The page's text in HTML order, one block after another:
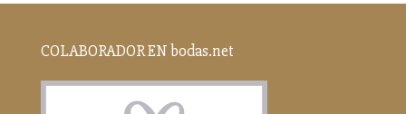
COLABORADOR EN bodas.net